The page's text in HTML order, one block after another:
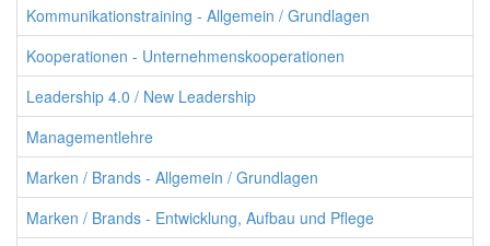
Kommunikationstraining - Allgemein / Grundlagen
Kooperationen - Unternehmenskooperationen
Leadership 4.0 / New Leadership
Managementlehre
Marken / Brands - Allgemein / Grundlagen
Marken / Brands - Entwicklung, Aufbau und Pflege